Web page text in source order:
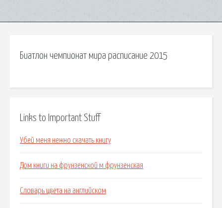
Биатлон чемпионат мира расписание 2015
Links to Important Stuff
Убей меня нежно скачать книгу
Дом книги на фрунзенской м фрунзенская
Словарь цвета на английском